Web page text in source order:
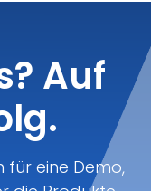
Auf
für eine Demo,